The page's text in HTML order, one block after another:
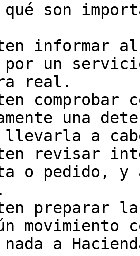
qué son
informar
un
real.
comprobar
una
llevarla a
revisar
o pedido, y
preparar
a